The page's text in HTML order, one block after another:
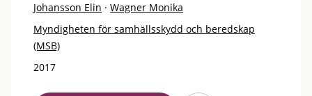
Johansson Elin · Wagner Monika
Myndigheten för samhällsskydd och beredskap
(MSB)
2017